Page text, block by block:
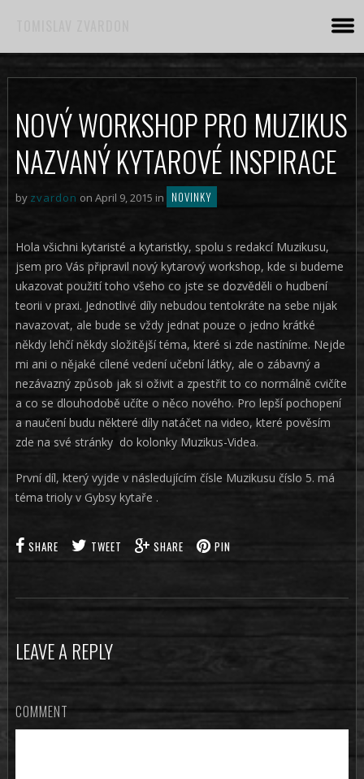
NOVÝ WORKSHOP PRO MUZIKUS
NAZVANÝ KYTAROVÉ INSPIRACE
by zvardon on April 9, 2015 in NOVINKY
Hola všichni kytaristé a kytaristky, spolu s redakcí Muzikusu,
jsem pro Vás připravil nový kytarový workshop, kde si budeme
ukazovat použití toho všeho co jste se dozvěděli o hudbení
teorii v praxi. Jednotlivé díly nebudou tentokráte na sebe nijak
navazovat, ale bude se vždy jednat pouze o jedno krátké
někdy lehčí někdy složitější téma, které si zde nastíníme. Nejde
mi ani o nějaké cílené vedení učební látky, ale o zábavný a
nezávazný způsob jak si oživit a zpestřit to co normálně cvičíte
a co se dlouhodobě učíte o něco nového. Pro lepší pochopení
a naučení budu některé díly natáčet na video, které pověsím
zde na své stránky do kolonky Muzikus-Videa.
První díl, který vyjde v následujícím čísle Muzikusu číslo 5. má
téma trioly v Gybsy kytaře .
SHARE TWEET SHARE PIN
LEAVE A REPLY
COMMENT